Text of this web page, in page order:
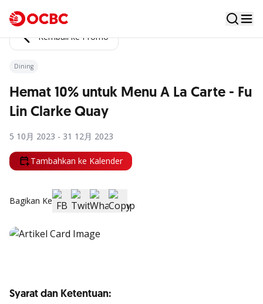
Kembali ke Promo
Dining
Hemat 10% untuk Menu A La Carte - Fu
Lin Clarke Quay
5 10月 2023 - 31 12月 2023
Tambahkan ke Kalender
Bagikan Ke
Syarat dan Ketentuan: